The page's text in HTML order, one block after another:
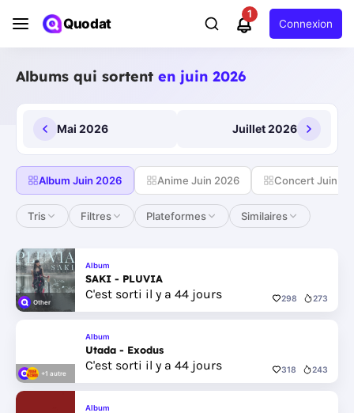
Quodat
1
Connexion
Albums qui sortent en juin 2026
Mai 2026 Juillet 2026
Album Juin 2026 Anime Juin 2026 Concert Juin
Tris Filtres Plateformes Similaires
Other
Album
SAKI - PLUVIA
C'est sorti il y a 44 jours 298 273
+1 autre
Album
Utada - Exodus
C'est sorti il y a 44 jours 318 243
Album